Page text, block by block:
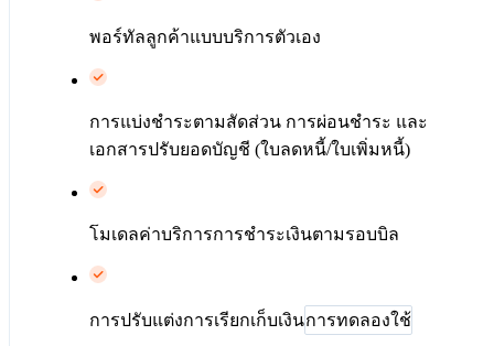
พอร์ทัลลูกค้าแบบบริการตัวเอง
การแบ่งชำระตามสัดส่วน การผ่อนชำระ และ
เอกสารปรับยอดบัญชี (ใบลดหนี้/ใบเพิ่มหนี้)
โมเดลค่าบริการการชำระเงินตามรอบบิล
การปรับแต่งการเรียกเก็บเงินการทดลองใช้